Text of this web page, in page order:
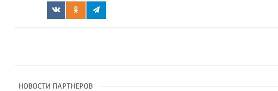
НОВОСТИ ПАРТНЕРОВ